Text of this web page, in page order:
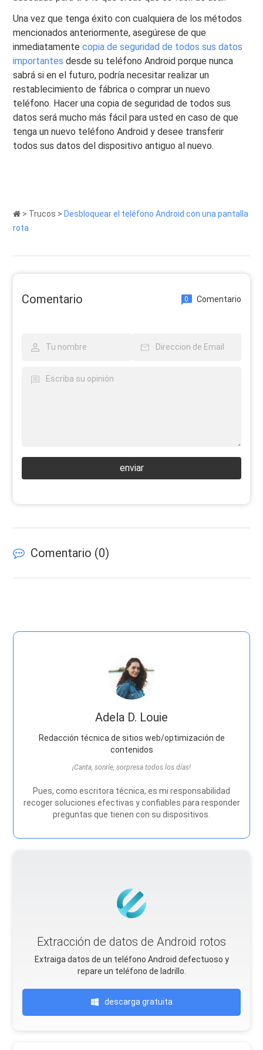
Una vez que tenga éxito con cualquiera de los métodos
mencionados anteriormente, asegúrese de que
inmediatamentecopia de seguridad de todos sus datos
importantes desde su teléfono Android porque nunca
sabrá si en el futuro, podría necesitar realizar un
restablecimiento de fábrica o comprar un nuevo
teléfono. Hacer una copia de seguridad de todos sus
datos será mucho más fácil para usted en caso de que
tenga un nuevo teléfono Android y desee transferir
todos sus datos del dispositivo antiguo al nuevo.
> Trucos > Desbloquear el teléfono Android con una pantalla
rota
Comentario 0 Comentario
enviar
Comentario (0)
Adela D. Louie
Redacción técnica de sitios web/optimización de
contenidos
¡Canta, sonríe, sorpresa todos los días!
Pues, como escritora técnica, es mi responsabilidad
recoger soluciones efectivas y confiables para responder
preguntas que tienen con su dispositivos.
Extracción de datos de Android rotos
Extraiga datos de un teléfono Android defectuoso y
repare un teléfono de ladrillo.
descarga gratuita